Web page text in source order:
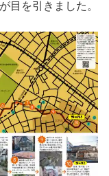
目を引きました。